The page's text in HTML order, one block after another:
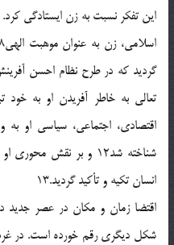
اين تفکر نسبت به زن ايستادگي
اقتصادي، اجتماعي، سياسي او به
شناخته شد12 و بر نقش
انسان تکيه و تأکيد گرديد.13
اقتضا زمان و مکان در عصر جديد
شکل ديگري رقم خورده است. در